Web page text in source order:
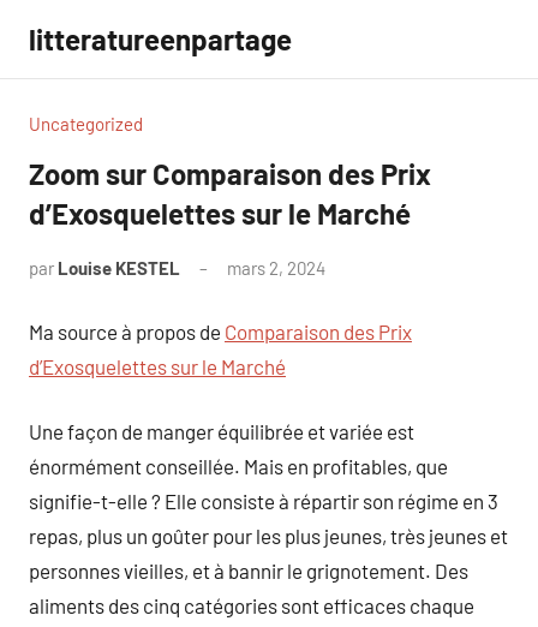
contenu
litteratureenpartage
Uncategorized
Zoom sur Comparaison des Prix
d’Exosquelettes sur le Marché
par Louise KESTEL mars 2, 2024
Ma source à propos de Comparaison des Prix
d’Exosquelettes sur le Marché
Une façon de manger équilibrée et variée est
énormément conseillée. Mais en profitables, que
signifie-t-elle ? Elle consiste à répartir son régime en 3
repas, plus un goûter pour les plus jeunes, très jeunes et
personnes vieilles, et à bannir le grignotement. Des
aliments des cinq catégories sont efficaces chaque